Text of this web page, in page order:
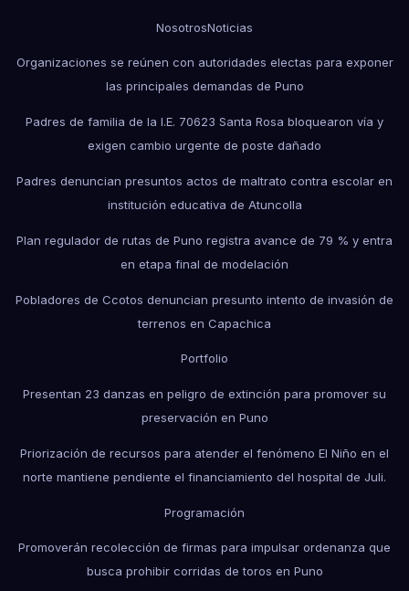
NosotrosNoticias
Organizaciones se reúnen con autoridades electas para exponer
las principales demandas de Puno
Padres de familia de la I.E. 70623 Santa Rosa bloquearon vía y
exigen cambio urgente de poste dañado
Padres denuncian presuntos actos de maltrato contra escolar en
institución educativa de Atuncolla
Plan regulador de rutas de Puno registra avance de 79 % y entra
en etapa final de modelación
Pobladores de Ccotos denuncian presunto intento de invasión de
terrenos en Capachica
Portfolio
Presentan 23 danzas en peligro de extinción para promover su
preservación en Puno
Priorización de recursos para atender el fenómeno El Niño en el
norte mantiene pendiente el financiamiento del hospital de Juli.
Programación
Promoverán recolección de firmas para impulsar ordenanza que
busca prohibir corridas de toros en Puno